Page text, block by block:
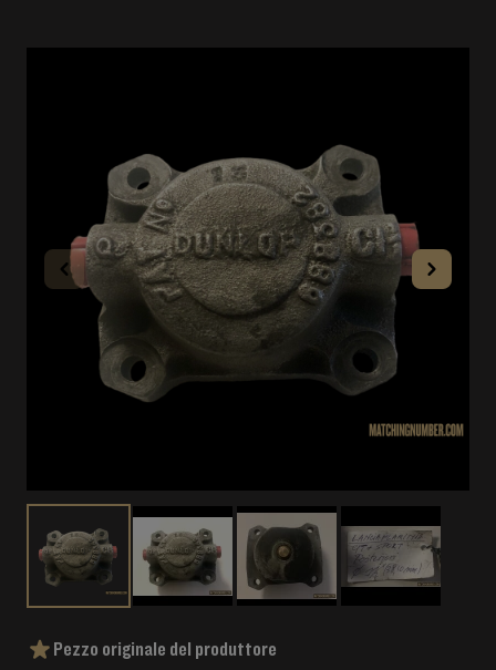
Pezzo originale del produttore